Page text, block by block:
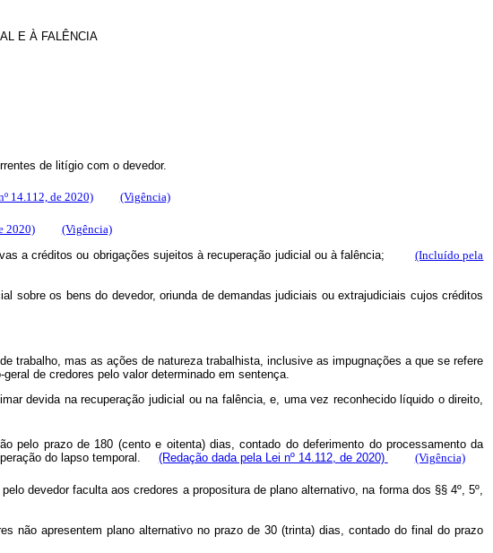
E À FALÊNCIA
de litígio com o devedor.
14.112, de 2020) (Vigência)
2020)
(Vigência)
a créditos ou obrigações sujeitos à recuperação judicial ou à falência;
(Incluído pela
sobre os bens do devedor, oriunda de demandas judiciais ou extrajudiciais cujos créditos
trabalho, mas as ações de natureza trabalhista, inclusive as impugnações a que se refere
de credores pelo valor determinado em sentença.
devida na recuperação judicial ou na falência, e, uma vez reconhecido líquido o direito,
pelo prazo de 180 (cento e oitenta) dias, contado do deferimento do processamento da
do lapso temporal. (Redação dada pela Lei nº 14.112, de 2020) (Vigência)
devedor faculta aos credores a propositura de plano alternativo, na forma dos §§ 4º, 5º,
não apresentem plano alternativo no prazo de 30 (trinta) dias, contado do final do prazo